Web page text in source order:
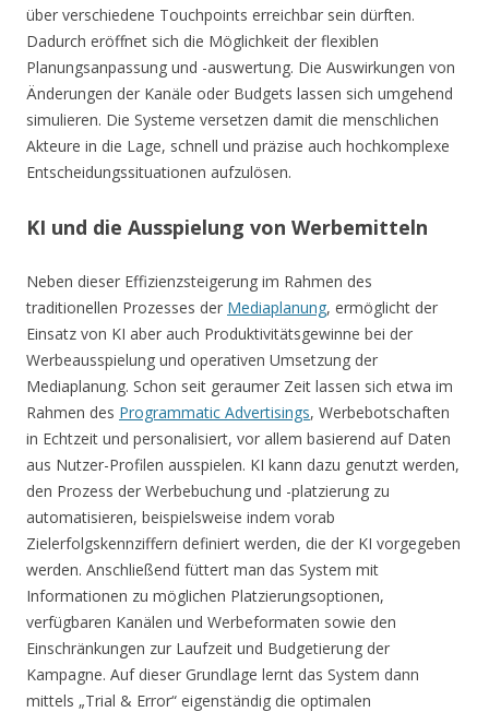
über verschiedene Touchpoints erreichbar sein dürften.
Dadurch eröffnet sich die Möglichkeit der flexiblen
Planungsanpassung und -auswertung. Die Auswirkungen von
Änderungen der Kanäle oder Budgets lassen sich umgehend
simulieren. Die Systeme versetzen damit die menschlichen
Akteure in die Lage, schnell und präzise auch hochkomplexe
Entscheidungssituationen aufzulösen.
KI und die Ausspielung von Werbemitteln
Neben dieser Effizienzsteigerung im Rahmen des
traditionellen Prozesses der Mediaplanung, ermöglicht der
Einsatz von KI aber auch Produktivitätsgewinne bei der
Werbeausspielung und operativen Umsetzung der
Mediaplanung. Schon seit geraumer Zeit lassen sich etwa im
Rahmen des Programmatic Advertisings, Werbebotschaften
in Echtzeit und personalisiert, vor allem basierend auf Daten
aus Nutzer-Profilen ausspielen. KI kann dazu genutzt werden,
den Prozess der Werbebuchung und -platzierung zu
automatisieren, beispielsweise indem vorab
Zielerfolgskennziffern definiert werden, die der KI vorgegeben
werden. Anschließend füttert man das System mit
Informationen zu möglichen Platzierungsoptionen,
verfügbaren Kanälen und Werbeformaten sowie den
Einschränkungen zur Laufzeit und Budgetierung der
Kampagne. Auf dieser Grundlage lernt das System dann
mittels „Trial & Error“ eigenständig die optimalen